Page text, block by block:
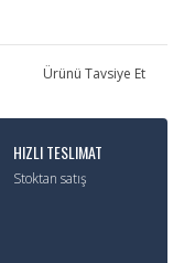
Ürünü Tavsiye Et
HIZLI TESLIMAT
Stoktan satış